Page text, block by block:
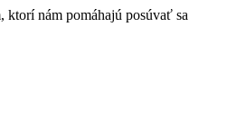
ktorí nám pomáhajú posúvať sa